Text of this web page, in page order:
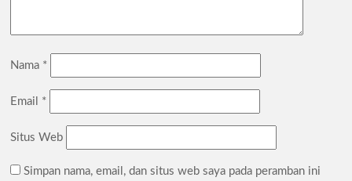
Nama *
Email *
Situs Web
Simpan nama, email, dan situs web saya pada peramban ini